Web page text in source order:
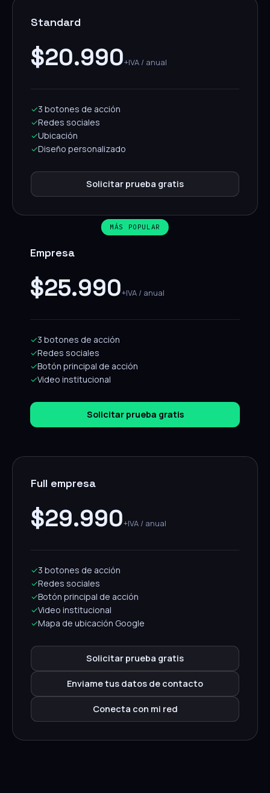
Standard
$20.990+IVA / anual
✓3 botones de acción
✓Redes sociales
✓Ubicación
✓Diseño personalizado
Solicitar prueba gratis
MÁS POPULAR
Empresa
$25.990+IVA / anual
✓3 botones de acción
✓Redes sociales
✓Botón principal de acción
✓Video institucional
Solicitar prueba gratis
Full empresa
$29.990+IVA / anual
✓3 botones de acción
✓Redes sociales
✓Botón principal de acción
✓Video institucional
✓Mapa de ubicación Google
Solicitar prueba gratis
Enviame tus datos de contacto
Conecta con mi red